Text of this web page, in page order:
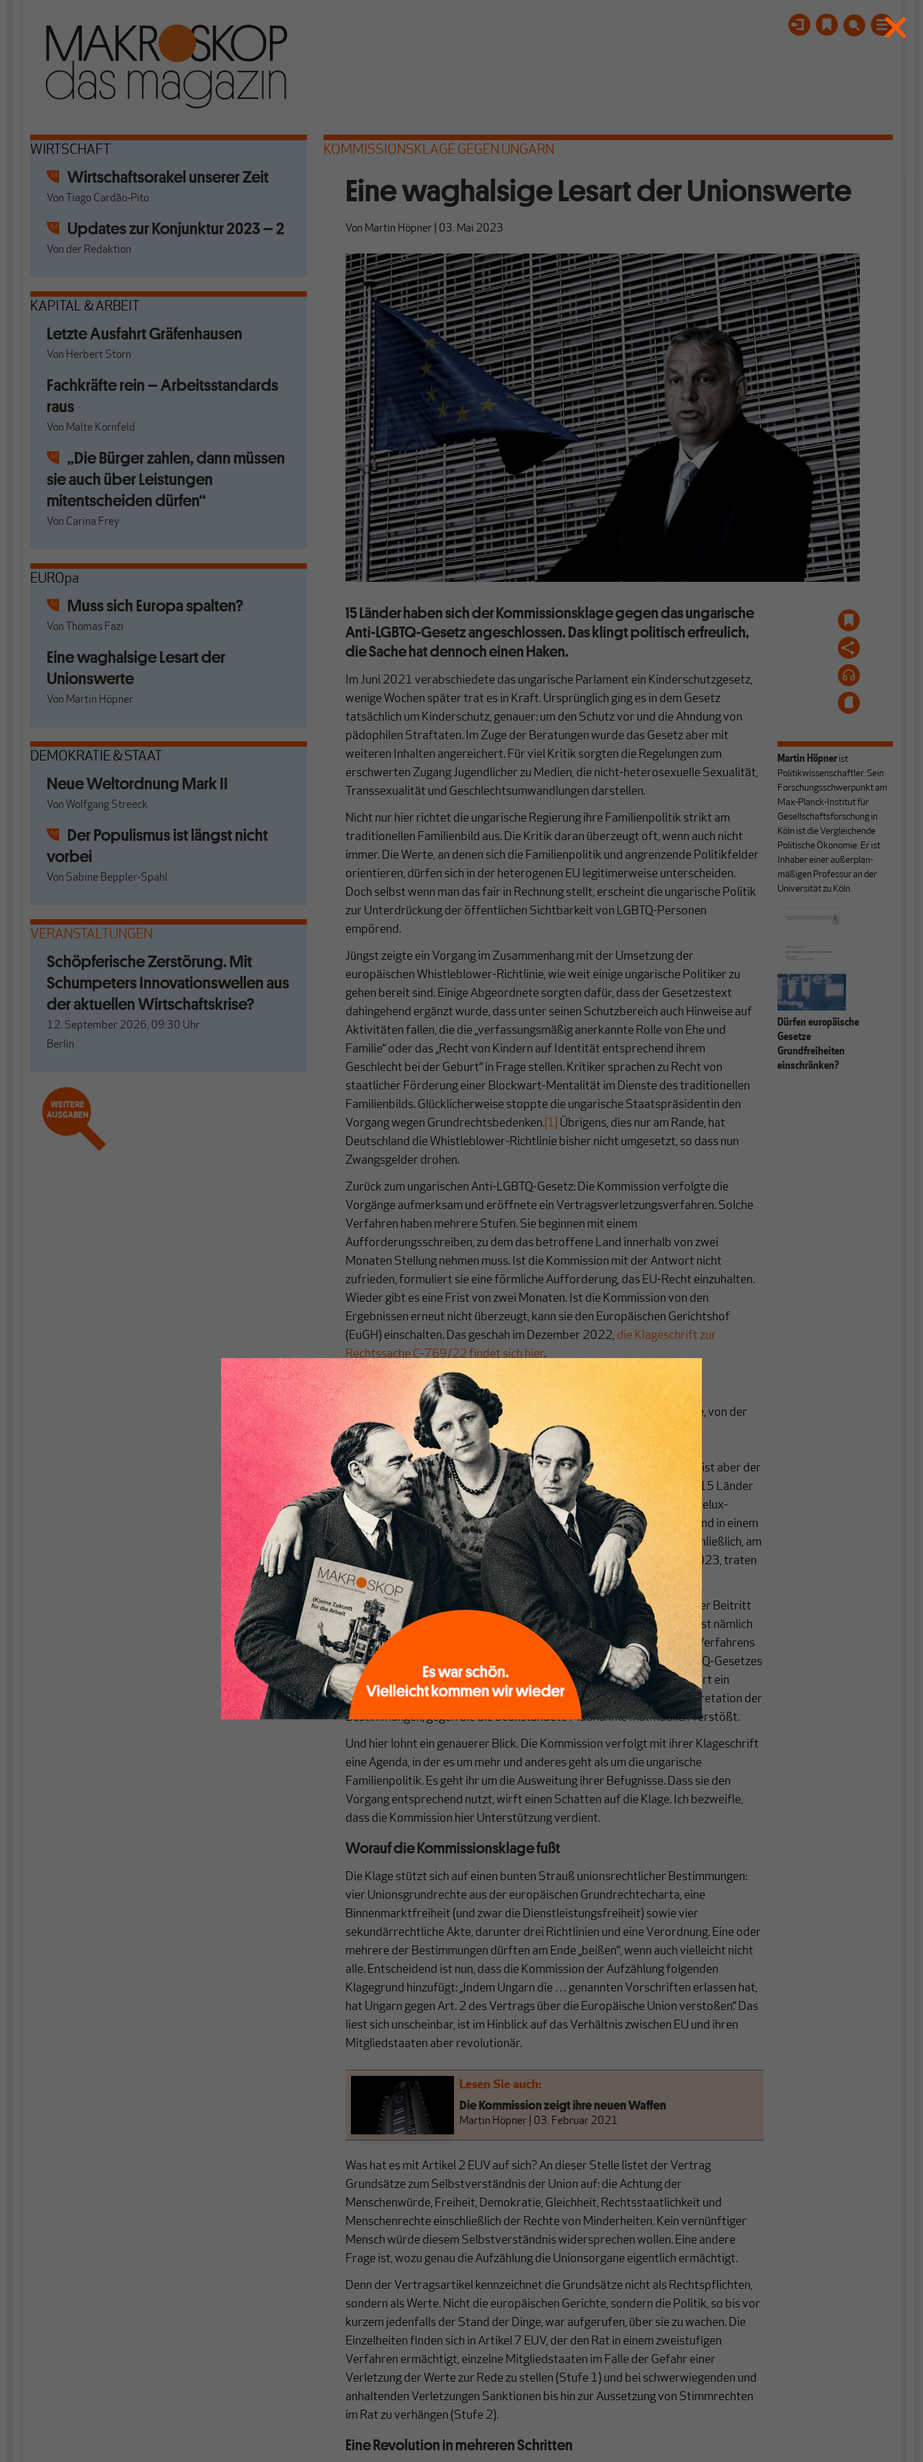
WIRTSCHAFT
Wirtschaftsorakel unserer Zeit
Von Tiago Cardão-Pito
Updates zur Konjunktur 2023 – 2
Von der Redaktion
KAPITAL & ARBEIT
Letzte Ausfahrt Gräfenhausen
Von Herbert Storn
Fachkräfte rein – Arbeitsstandards
raus
Von Malte Kornfeld
„Die Bürger zahlen, dann müssen
sie auch über Leistungen
mitentscheiden dürfen“
Von Carina Frey
EUROpa
Muss sich Europa spalten?
Von Thomas Fazi
Eine waghalsige Lesart der
Unionswerte
Von Martin Höpner
DEMOKRATIE & STAAT
Neue Weltordnung Mark II
Von Wolfgang Streeck
Der Populismus ist längst nicht
vorbei
Von Sabine Beppler-Spahl
VERANSTALTUNGEN
Schöpferische Zerstörung. Mit
Schumpeters Innovationswellen aus
der aktuellen Wirtschaftskrise?
12. September 2026, 09:30 Uhr
Berlin
WEITERE
AUSGABEN
KOMMISSIONSKLAGE GEGEN UNGARN
Eine waghalsige Lesart der Unionswerte
Von Martin Höpner 03. Mai 2023
15 Länder haben sich der Kommissionsklage gegen das ungarische
Anti-LGBTQ-Gesetz angeschlossen. Das klingt politisch erfreulich,
die Sache hat dennoch einen Haken.
Im Juni 2021 verabschiedete das ungarische Parlament ein Kinderschutzgesetz,
wenige Wochen später trat es in Kraft. Ursprünglich ging es in dem Gesetz
tatsächlich um Kinderschutz, genauer: um den Schutz vor und die Ahndung von
pädophilen Straftaten. Im Zuge der Beratungen wurde das Gesetz aber mit
weiteren Inhalten angereichert. Für viel Kritik sorgten die Regelungen zum
erschwerten Zugang Jugendlicher zu Medien, die nicht-heterosexuelle Sexualität,
Transsexualität und Geschlechtsumwandlungen darstellen.
Nicht nur hier richtet die ungarische Regierung ihre Familienpolitik strikt am
traditionellen Familienbild aus. Die Kritik daran überzeugt oft, wenn auch nicht
immer. Die Werte, an denen sich die Familienpolitik und angrenzende Politikfelder
orientieren, dürfen sich in der heterogenen EU legitimerweise unterscheiden.
Doch selbst wenn man das fair in Rechnung stellt, erscheint die ungarische Politik
zur Unterdrückung der öffentlichen Sichtbarkeit von LGBTQ-Personen
empörend.
Jüngst zeigte ein Vorgang im Zusammenhang mit der Umsetzung der
europäischen Whistleblower-Richtlinie, wie weit einige ungarische Politiker zu
gehen bereit sind. Einige Abgeordnete sorgten dafür, dass der Gesetzestext
dahingehend ergänzt wurde, dass unter seinen Schutzbereich auch Hinweise auf
Aktivitäten fallen, die die „verfassungsmäßig anerkannte Rolle von Ehe und
Familie“ oder das „Recht von Kindern auf Identität entsprechend ihrem
Geschlecht bei der Geburt“ in Frage stellen. Kritiker sprachen zu Recht von
staatlicher Förderung einer Blockwart-Mentalität im Dienste des traditionellen
Familienbilds. Glücklicherweise stoppte die ungarische Staatspräsidentin den
Vorgang wegen Grundrechtsbedenken.[1] Übrigens, dies nur am Rande, hat
Deutschland die Whistleblower-Richtlinie bisher nicht umgesetzt, so dass nun
Zwangsgelder drohen.
Zurück zum ungarischen Anti-LGBTQ-Gesetz: Die Kommission verfolgte die
Vorgänge aufmerksam und eröffnete ein Vertragsverletzungsverfahren. Solche
Verfahren haben mehrere Stufen. Sie beginnen mit einem
Aufforderungsschreiben, zu dem das betroffene Land innerhalb von zwei
Monaten Stellung nehmen muss. Ist die Kommission mit der Antwort nicht
zufrieden, formuliert sie eine förmliche Aufforderung, das EU-Recht einzuhalten.
Wieder gibt es eine Frist von zwei Monaten. Ist die Kommission von den
Ergebnissen erneut nicht überzeugt, kann sie den Europäischen Gerichtshof
(EuGH) einschalten. Das geschah im Dezember 2022, die Klageschrift zur
Rechtssache C-769/22 findet sich hier.
Die Kommission gewinnt viele Unterstützer
Es kommt immer wieder vor, dass einzelne Mitgliedstaaten oder kleine, von der
beanstandeten Maßnahme besonders betroffene Ländergruppen die
Kommission bei Vertragsverletzungsverfahren vor dem Gerichtshof
unterstützen, indem sie der Klage formell beitreten. Außergewöhnlich ist aber der
Beitritt von zehn und mehr Mitgliedstaaten. Seit Dezember erklärten 15 Länder
ihre Unterstützung, und zwar in dieser Reihenfolge: zuerst die drei Benelux-
Länder; dann Portugal, Dänemark, Österreich, Malta, Spanien, Irland; und in einem
weiteren Schritt Schweden, Finnland, Slowenien und Griechenland. Schließlich, am
letztmöglichen Tag vor Ende der hier maßgeblichen Frist am 6. April 2023, traten
auch Deutschland und Frankreich der Kommissionsklage bei.
Die Unterstützung ist ein starkes politisches Signal – so weit, so gut. Der Beitritt
zu einer solchen Klage ist aber mehr als nur ein politisches Zeichen. Er ist nämlich
nicht nur im Hinblick auf die politische Bewertung des Zielpunkts des Verfahrens
informativ, hier: die Bewertung des in der Tat verheerenden Anti-LGBTQ-Gesetzes
der national-konservativen ungarischen Regierung. Vielmehr signalisiert ein
solcher Beitritt auch Zustimmung zu ihrer Begründung, also zur Interpretation der
Bestimmungen, gegen die die beanstandete Maßnahme mutmaßlich verstößt.
Und hier lohnt ein genauerer Blick. Die Kommission verfolgt mit ihrer Klageschrift
eine Agenda, in der es um mehr und anderes geht als um die ungarische
Familienpolitik. Es geht ihr um die Ausweitung ihrer Befugnisse. Dass sie den
Vorgang entsprechend nutzt, wirft einen Schatten auf die Klage. Ich bezweifle,
dass die Kommission hier Unterstützung verdient.
Worauf die Kommissionsklage fußt
Die Klage stützt sich auf einen bunten Strauß unionsrechtlicher Bestimmungen:
vier Unionsgrundrechte aus der europäischen Grundrechtecharta, eine
Binnenmarktfreiheit (und zwar die Dienstleistungsfreiheit) sowie vier
sekundärrechtliche Akte, darunter drei Richtlinien und eine Verordnung. Eine oder
mehrere der Bestimmungen dürften am Ende „beißen“, wenn auch vielleicht nicht
alle. Entscheidend ist nun, dass die Kommission der Aufzählung folgenden
Klagegrund hinzufügt: „Indem Ungarn die … genannten Vorschriften erlassen hat,
hat Ungarn gegen Art. 2 des Vertrags über die Europäische Union verstoßen.“ Das
liest sich unscheinbar, ist im Hinblick auf das Verhältnis zwischen EU und ihren
Mitgliedstaaten aber revolutionär.
Lesen Sie auch:
Die Kommission zeigt ihre neuen Waffen
Martin Höpner 03. Februar 2021
Was hat es mit Artikel 2 EUV auf sich? An dieser Stelle listet der Vertrag
Grundsätze zum Selbstverständnis der Union auf: die Achtung der
Menschenwürde, Freiheit, Demokratie, Gleichheit, Rechtsstaatlichkeit und
Menschenrechte einschließlich der Rechte von Minderheiten. Kein vernünftiger
Mensch würde diesem Selbstverständnis widersprechen wollen. Eine andere
Frage ist, wozu genau die Aufzählung die Unionsorgane eigentlich ermächtigt.
Denn der Vertragsartikel kennzeichnet die Grundsätze nicht als Rechtspflichten,
sondern als Werte. Nicht die europäischen Gerichte, sondern die Politik, so bis vor
kurzem jedenfalls der Stand der Dinge, war aufgerufen, über sie zu wachen. Die
Einzelheiten finden sich in Artikel 7 EUV, der den Rat in einem zweistufigen
Verfahren ermächtigt, einzelne Mitgliedstaaten im Falle der Gefahr einer
Verletzung der Werte zur Rede zu stellen (Stufe 1) und bei schwerwiegenden und
anhaltenden Verletzungen Sanktionen bis hin zur Aussetzung von Stimmrechten
im Rat zu verhängen (Stufe 2).
Eine Revolution in mehreren Schritten
Martin Höpnerist
Politikwissenschaftler. Sein
Forschungsschwerpunkt am
Max-Planck-Institut für
Gesellschaftsforschung in
Köln ist die Vergleichende
Politische Ökonomie. Er ist
Inhaber einer außerplan­
mäßigen Professur an der
Universität zu Köln.
Dürfen europäische
Gesetze
Grundfreiheiten
einschränken?